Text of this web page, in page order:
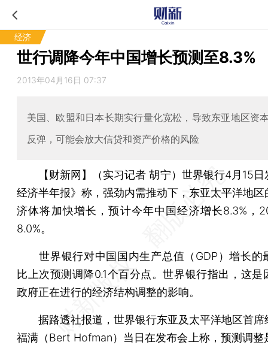
经济
世行调降今年中国增长预测至8.3%
2013年04月16日 07:37
美国、欧盟和日本长期实行量化宽松，导致东亚地区资
反弹，可能会放大信贷和资产价格的风险
【财新网】（实习记者 胡宁） 世界银行4月15日
经济半年报》称，强劲内需推动下，东亚太平洋地区
济体将加快增长，预计今年中国经济增长8.3%，
8.0%。
世界银行对中国国内生产总值（GDP）增长的
比上次预测调降0.1个百分点。世界银行指出，这是
政府正在进行的经济结构调整的影响。
据路透社报道，世界银行东亚及太平洋地区首席
福满（Bert Hofman）当日在发布会上称，预测调整